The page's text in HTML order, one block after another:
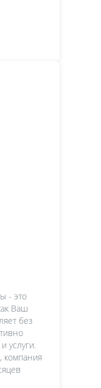
- это
Ваш
без
услуги.
компания